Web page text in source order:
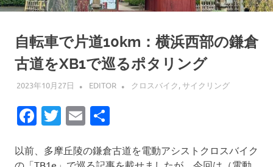
自転車で片道10km：横浜西部の鎌倉
古道をXB1で巡るポタリング
2023年10月27日 EDITOR クロスバイク, サイクリング
Facebook
Twitter
Email
以前、多摩丘陵の鎌倉古道を電動アシストクロスバイク
の「TB1e」で巡る記事を載せましたが、今回は（電動